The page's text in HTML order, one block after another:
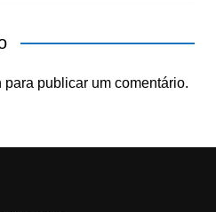
para publicar um comentário.